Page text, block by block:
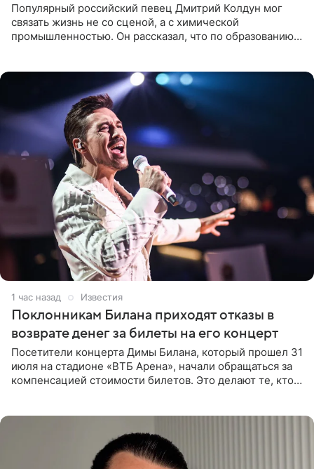
Популярный российский певец Дмитрий Колдун мог
связать жизнь не со сценой, а с химической
промышленностью. Он рассказал, что по образованию
1 час назад Известия
Поклонникам Билана приходят отказы в
возврате денег за билеты на его концерт
Посетители концерта Димы Билана, который прошел 31
июля на стадионе «ВТБ Арена», начали обращаться за
компенсацией стоимости билетов. Это делают те, кто